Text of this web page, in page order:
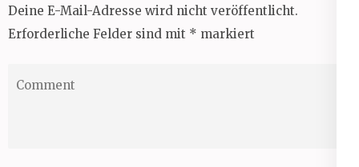
Deine E-Mail-Adresse wird nicht veröffentlicht.
Erforderliche Felder sind mit * markiert